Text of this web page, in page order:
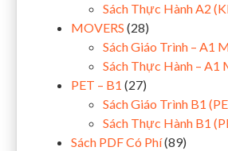
Sách Thực Hành A2
MOVERS (28)
Sách Giáo Trình – A1
Sách Thực Hành – A1
PET – B1 (27)
Sách Giáo Trình B1
Sách Thực Hành B1
Sách PDF Có Phí(89)